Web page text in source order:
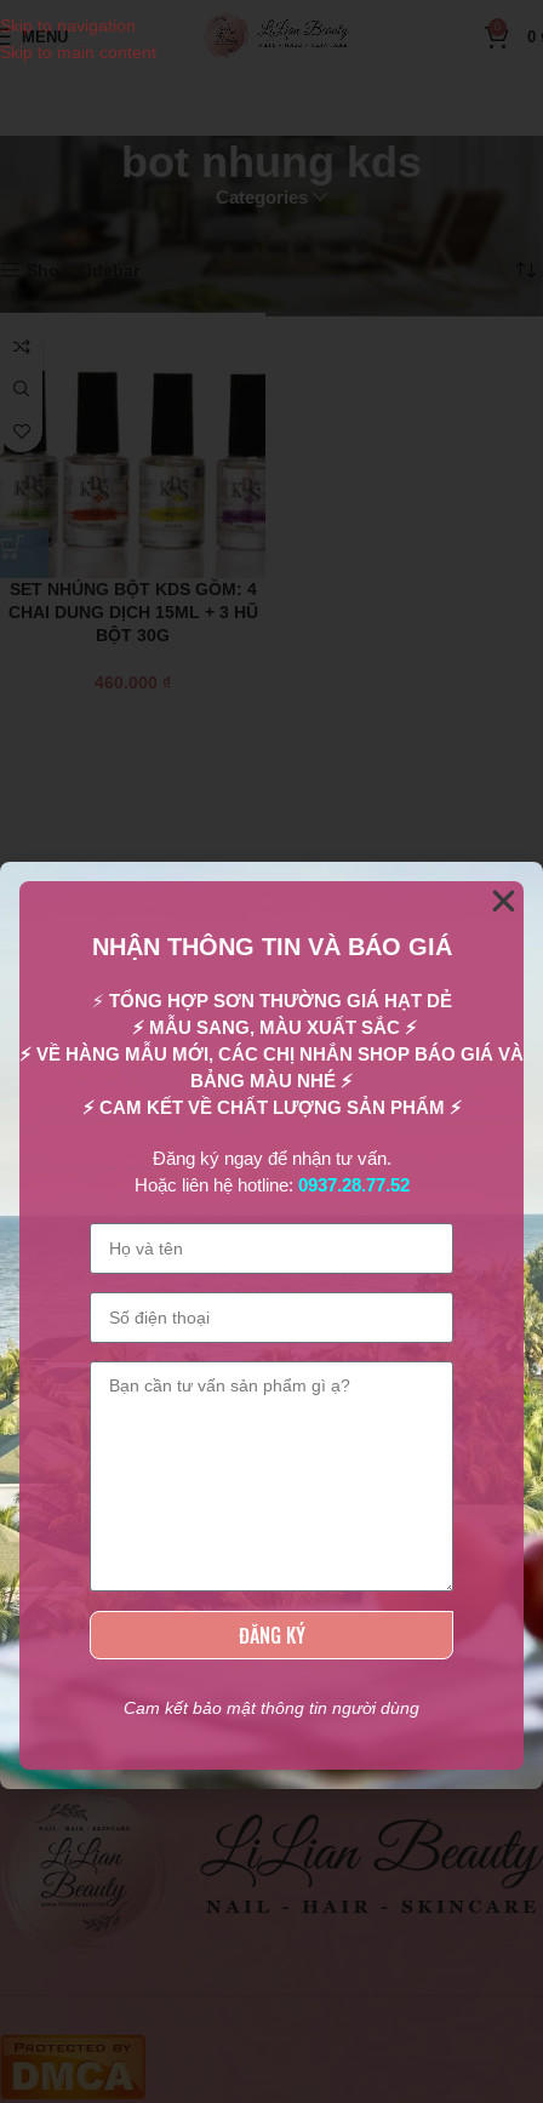
Skip to navigation
Skip to main content
MENU 0
bot nhung kds
Categories
SET NHÚNG BỘT KDS GỒM: 4
CHAI DUNG DỊCH 15ML + 3 HŨ
BỘT 30G
460.000 ₫
NPP Lilian Beauty
Lilian Beauty
như:
Sơn móng tay, Sơn dưỡng móng, Sơn Gel lạnh, Phụ liệu
ngành Nail, Sản phẩm kềm Nghĩa chính hãng, Phụ liệu ngành
tóc, Mỹ phẩm
NHẬN THÔNG TIN VÀ BÁO GIÁ
⚡ TỔNG HỢP SƠN THƯỜNG GIÁ HẠT DẺ
⚡ MẪU SANG, MÀU XUẤT SẮC ⚡
⚡ VỀ HÀNG MẪU MỚI, CÁC CHỊ NHẮN SHOP BÁO GIÁ VÀ
BẢNG MÀU NHÉ ⚡
⚡ CAM KẾT VỀ CHẤT LƯỢNG SẢN PHẨM ⚡
Đăng ký ngay để nhận tư vấn.
Hoặc liên hệ hotline: 0937.28.77.52
ĐĂNG KÝ
Cam kết bảo mật thông tin người dùng